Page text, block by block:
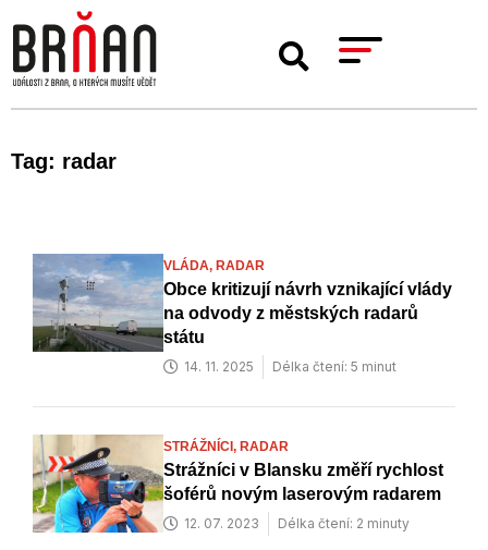
Tag: radar
VLÁDA, RADAR
Obce kritizují návrh vznikající vlády
na odvody z městských radarů
státu
14. 11. 2025 Délka čtení: 5 minut
STRÁŽNÍCI, RADAR
Strážníci v Blansku změří rychlost
šoférů novým laserovým radarem
12. 07. 2023 Délka čtení: 2 minuty